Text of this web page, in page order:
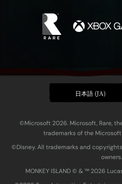
日本語 (JA)
©Microsoft 2026. Microsoft, Rare,
trademarks of the
©Disney. All trademarks and
owners.
MONKEY ISLAND © & ™ 20‍26